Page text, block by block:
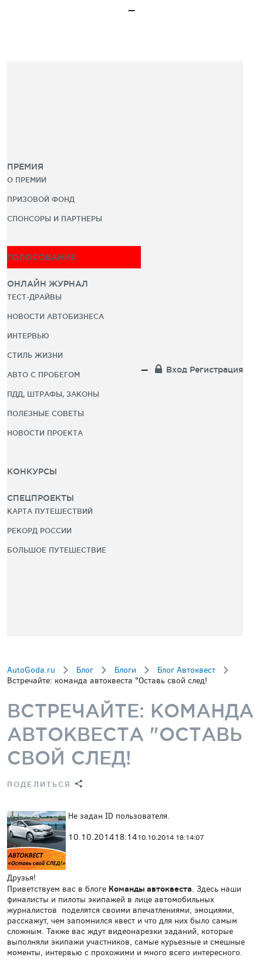
ПРЕМИЯ
О ПРЕМИИ
ПРИЗОВОЙ ФОНД
СПОНСОРЫ И ПАРТНЕРЫ
ГОЛОСОВАНИЕ
ОНЛАЙН ЖУРНАЛ
ТЕСТ-ДРАЙВЫ
НОВОСТИ АВТОБИЗНЕСА
ИНТЕРВЬЮ
СТИЛЬ ЖИЗНИ
АВТО С ПРОБЕГОМ
ПДД, ШТРАФЫ, ЗАКОНЫ
ПОЛЕЗНЫЕ СОВЕТЫ
НОВОСТИ ПРОЕКТА
КОНКУРСЫ
СПЕЦПРОЕКТЫ
КАРТА ПУТЕШЕСТВИЙ
РЕКОРД РОССИИ
БОЛЬШОЕ ПУТЕШЕСТВИЕ
Вход Регистрация
AutoGoda.ru Блог Блоги
Блог Автоквест
Встречайте: команда автоквеста "Оставь свой след!
ВСТРЕЧАЙТЕ: КОМАНДА
АВТОКВЕСТА "ОСТАВЬ
СВОЙ СЛЕД!
ПОДЕЛИТЬСЯ
Не задан ID пользователя.
10.10.201418:1410.10.2014 18:14:07
Друзья!
Приветствуем вас в блоге Команды автоквеста. Здесь наши
финалисты и пилоты экипажей в лице автомобильных
журналистов поделятся своими впечатлениями, эмоциями,
расскажут, чем запомнился квест и что для них было самым
сложным. Также вас ждут видеонарезки заданий, которые
выполняли экипажи участников, самые курьезные и смешные
моменты, интервью с прохожими и много всего интересного.